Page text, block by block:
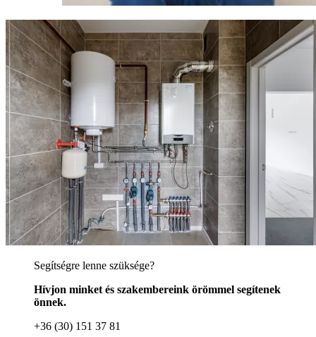
Segítségre lenne szüksége?
Hívjon minket és szakembereink örömmel segítenek
önnek.
+36 (30) 151 37 81